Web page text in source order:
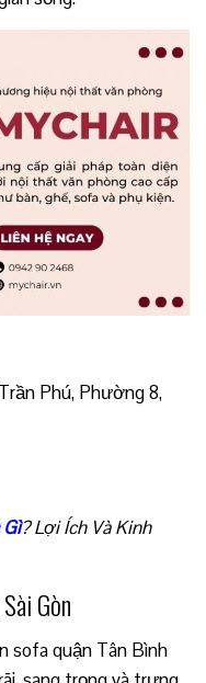
Phú, Phường 8,
? Lợi Ích Và Kinh
Gòn
sofa quận Tân Bình